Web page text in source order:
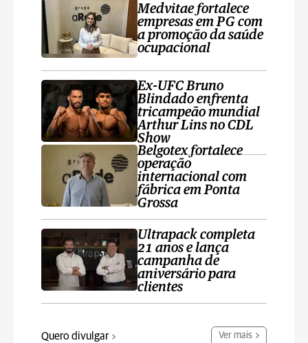
Medvitae fortalece
empresas em PG com
a promoção da saúde
ocupacional
Ex-UFC Bruno
Blindado enfrenta
tricampeão mundial
Arthur Lins no CDL
Show
Belgotex fortalece
operação
internacional com
fábrica em Ponta
Grossa
Ultrapack completa
21 anos e lança
campanha de
aniversário para
clientes
Quero divulgar Ver mais